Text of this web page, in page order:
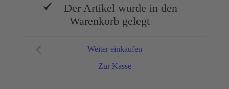
Der Artikel wurde in den
Warenkorb gelegt
Zur Kasse
Weiter einkaufen